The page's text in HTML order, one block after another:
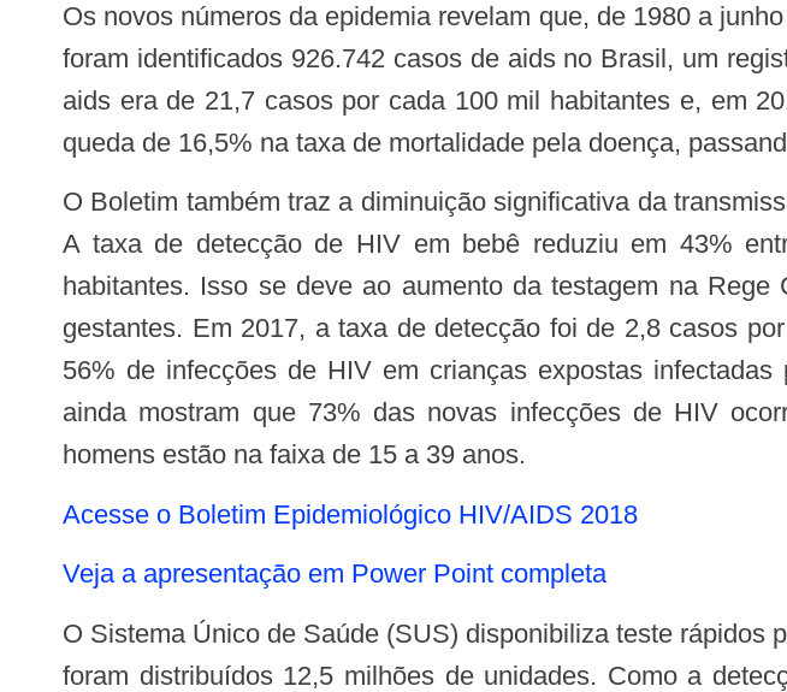
Os novos números da epidemia revelam que, de 1980 a junho de 2018,
foram identificados 926.742 casos de aids no Brasil, um
aids era de 21,7 casos por cada 100 mil habitantes e, em
queda de 16,5% na taxa de mortalidade pela doença,
O Boletim também traz a diminuição significativa da transmissão vertical do HIV, quando o bebê é infectado durante a gestação.
A taxa de detecção de HIV em bebê reduziu em 43%
habitantes. Isso se deve ao aumento da testagem na
gestantes. Em 2017, a taxa de detecção foi de 2,8 casos
56% de infecções de HIV em crianças expostas
ainda mostram que 73% das novas infecções de HIV
homens estão na faixa de 15 a 39 anos.
Acesse o Boletim Epidemiológico HIV/AIDS 2018
Veja a apresentação em Power Point completa
O Sistema Único de Saúde (SUS) disponibiliza teste rápidos para a detecção do vírus nas unidades de saúde do país. Em 2018,
foram distribuídos 12,5 milhões de unidades. Como a